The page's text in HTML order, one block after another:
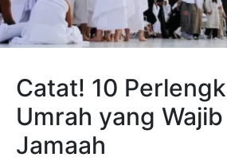
Catat! 10
Umrah yang
Jamaah